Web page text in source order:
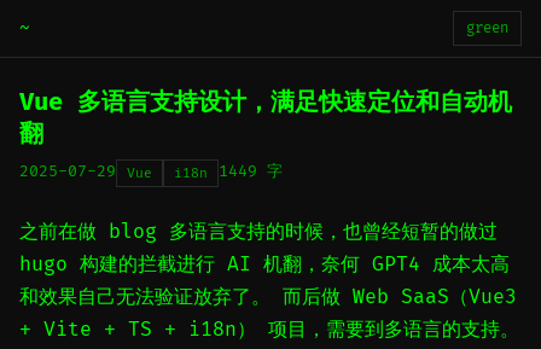
~ green
Vue 多语言支持设计，满足快速定位和自动机
翻
2025-07-29 Vue i18n 1449 字
之前在做 blog 多语言支持的时候，也曾经短暂的做过
hugo 构建的拦截进行 AI 机翻，奈何 GPT4 成本太高
和效果自己无法验证放弃了。 而后做 Web SaaS（Vue3
+ Vite + TS + i18n） 项目，需要到多语言的支持。